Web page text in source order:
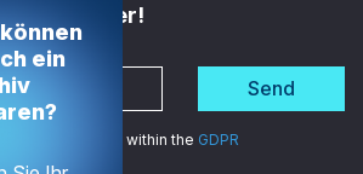
Newsletter!
Send
of my data within the GDPR
ein